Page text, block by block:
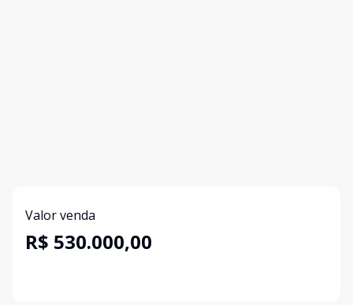
Valor venda
R$ 530.000,00